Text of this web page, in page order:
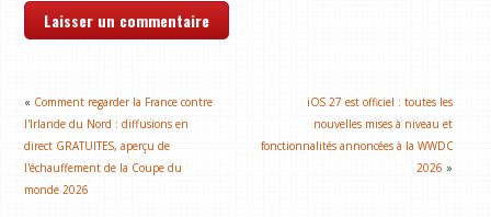
« Comment regarder la France contre
l'Irlande du Nord : diffusions en
direct GRATUITES, aperçu de
l'échauffement de la Coupe du
monde 2026
iOS 27 est officiel : toutes les
nouvelles mises à niveau et
fonctionnalités annoncées à la WWDC
2026 »